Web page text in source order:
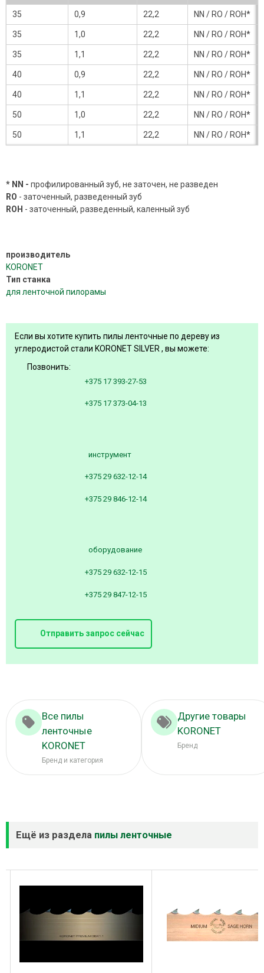
35 0,9 22,2 NN / RO / ROH*
35 1,0 22,2 NN / RO / ROH*
35 1,1 22,2 NN / RO / ROH*
40 0,9 22,2 NN / RO / ROH*
40 1,1 22,2 NN / RO / ROH*
50 1,0 22,2 NN / RO / ROH*
50 1,1 22,2 NN / RO / ROH*
* NN - профилированный зуб, не заточен, не разведен
RO - заточенный, разведенный зуб
ROH - заточенный, разведенный, каленный зуб
производитель
KORONET
Тип станка
для ленточной пилорамы
Если вы хотите купить пилы ленточные по дереву из
углеродистой стали KORONET SILVER , вы можете:
Позвонить:
+375 17 393-27-53
+375 17 373-04-13
инструмент
+375 29 632-12-14
+375 29 846-12-14
оборудование
+375 29 632-12-15
+375 29 847-12-15
Отправить запрос сейчас
Все пилы
ленточные
KORONET
Бренд и категория
Другие товары
KORONET
Бренд
Ещё из раздела пилы ленточные